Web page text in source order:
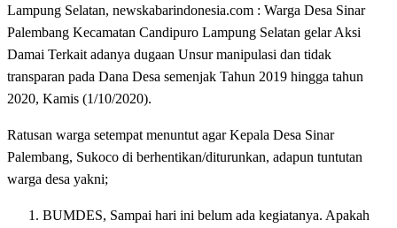
Lampung Selatan, newskabarindonesia.com : Warga Desa Sinar
Palembang Kecamatan Candipuro Lampung Selatan gelar Aksi
Damai Terkait adanya dugaan Unsur manipulasi dan tidak
transparan pada Dana Desa semenjak Tahun 2019 hingga tahun
2020, Kamis (1/10/2020).
Ratusan warga setempat menuntut agar Kepala Desa Sinar
Palembang, Sukoco di berhentikan/diturunkan, adapun tuntutan
warga desa yakni;
BUMDES, Sampai hari ini belum ada kegiatanya. Apakah